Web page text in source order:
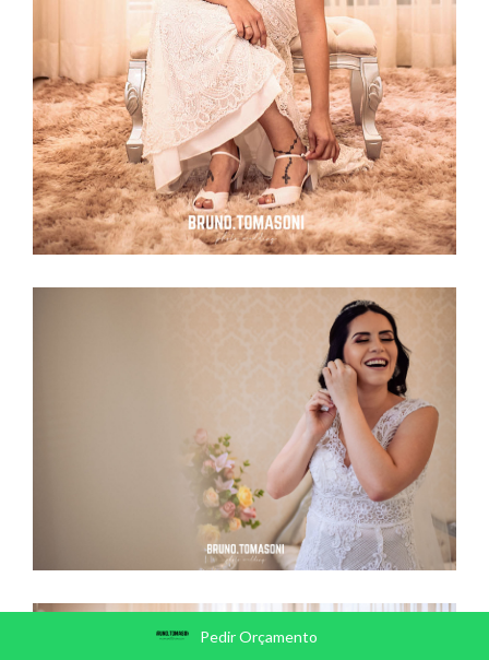
Pedir Orçamento